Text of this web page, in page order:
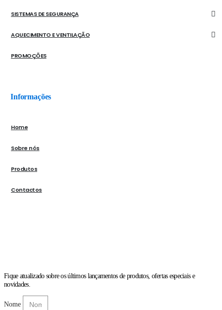
SISTEMAS DE SEGURANÇA
AQUECIMENTO E VENTILAÇÃO
PROMOÇÕES
Informações
Home
Sobre nós
Produtos
Contactos
Fique atualizado sobre os últimos lançamentos de produtos, ofertas especiais e
novidades.
Nome